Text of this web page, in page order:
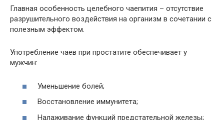
Главная особенность целебного чаепития – отсутствие
разрушительного воздействия на организм в сочетании с
полезным эффектом.
Употребление чаев при простатите обеспечивает у
мужчин:
Уменьшение болей;
Восстановление иммунитета;
Налаживание функций предстательной железы;